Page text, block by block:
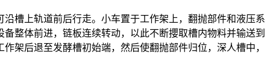
槽上轨道前后行走。小车置于工作架上，翻抛部件和液压系
整体前进，链板连续转动，以此不断攖取槽内物料并输送到
架后退至发酵槽初始端，然后使翻抛部件归位，深人槽中，